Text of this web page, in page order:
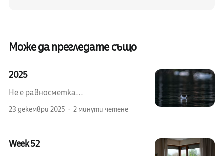
Може да прегледате също
2025
Не е равносметка...
23 декември 2025 2 минути четене
Week 52